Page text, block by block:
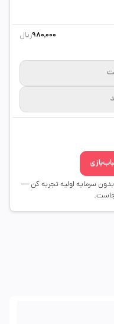
980,000ریال
سرمایه اولیه تجربه کن —